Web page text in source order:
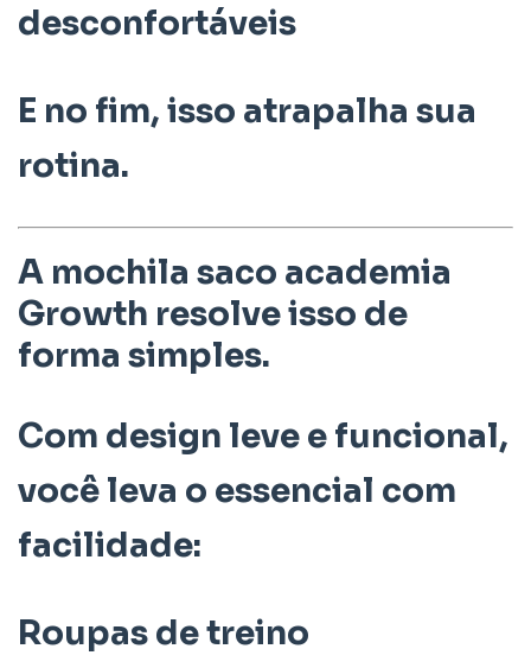
desconfortáveis
E no fim, isso atrapalha sua
rotina.
A mochila saco academia
Growth resolve isso de
forma simples.
Com design leve e funcional,
você leva o essencial com
facilidade:
Roupas de treino